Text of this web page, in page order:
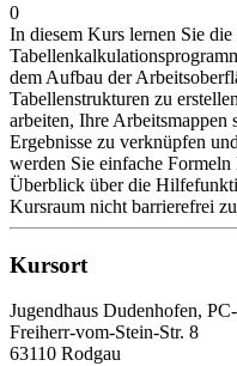
0
In diesem Kurs lernen Sie
dem Aufbau der
Tabellenstrukturen zu
arbeiten, Ihre
Ergebnisse zu verknüpfen
werden Sie einfache
Überblick über die
Kursraum nicht barrierefrei
Kursort
Jugendhaus Dudenhofen,
Freiherr-vom-Stein-Str. 8
63110 Rodgau